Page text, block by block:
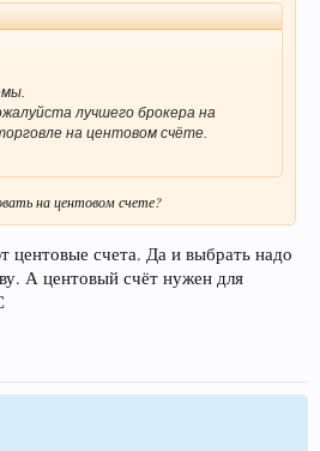
лучшего брокера на
на центовом счёте.
на центовом счете?
счета. Да и выбрать надо
А центовый счёт нужен для